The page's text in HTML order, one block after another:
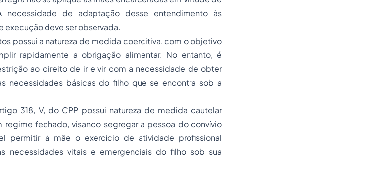
necessidade de adaptação desse entendimento às
deve ser observada.
possui a natureza de medida coercitiva, com o objetivo
rapidamente a obrigação alimentar. No entanto, é
ao direito de ir e vir com a necessidade de obter
necessidades básicas do filho que se encontra sob a
318, V, do CPP possui natureza de medida cautelar
regime fechado, visando segregar a pessoa do convívio
permitir à mãe o exercício de atividade profissional
necessidades vitais e emergenciais do filho sob sua